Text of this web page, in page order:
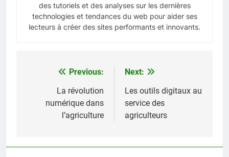
des tutoriels et des analyses sur les dernières
technologies et tendances du web pour aider ses
lecteurs à créer des sites performants et innovants.
Navigation
l’article
Previous:
La révolution
numérique dans
l’agriculture
Next:
Les outils digitaux au
service des
agriculteurs